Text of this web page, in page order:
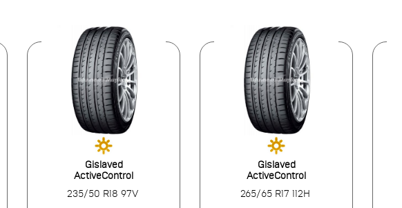
Gislaved
ActiveControl
235/50 R18 97V
Gislaved
ActiveControl
265/65 R17 112H